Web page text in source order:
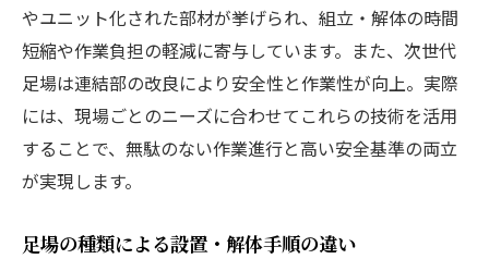
やユニット化された部材が挙げられ、組立・解体の時間
短縮や作業負担の軽減に寄与しています。また、次世代
足場は連結部の改良により安全性と作業性が向上。実際
には、現場ごとのニーズに合わせてこれらの技術を活用
することで、無駄のない作業進行と高い安全基準の両立
が実現します。
足場の種類による設置・解体手順の違い